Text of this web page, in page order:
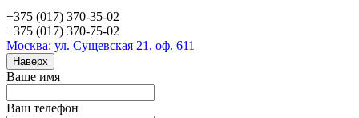
+375 (017) 370-35-02
+375 (017) 370-75-02
Москва: ул. Сущевская 21, оф. 611
Наверх
Ваше имя
Ваш телефон